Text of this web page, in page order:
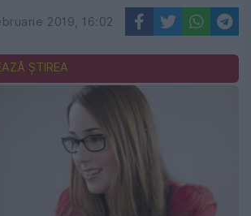
2019, 16:02
ȘTIREA